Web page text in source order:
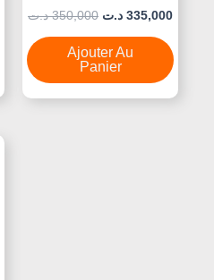
Note
Sur
5
350,000 د.ت 335,000 د.ت
Ajouter Au
Panier
Le